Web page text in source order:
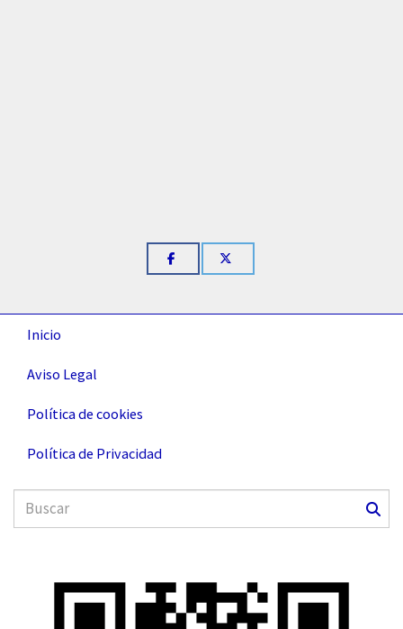
Inicio
Aviso Legal
Política de cookies
Política de Privacidad